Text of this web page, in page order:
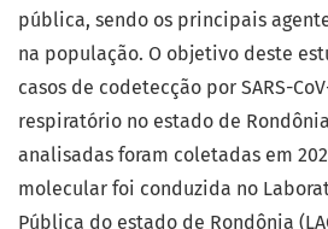
pública, sendo os principais
na população. O objetivo deste
casos de codetecção por SARS-
respiratório no estado de
analisadas foram coletadas em
molecular foi conduzida no
Pública do estado de Rondônia